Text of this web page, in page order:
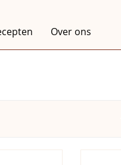
Over ons